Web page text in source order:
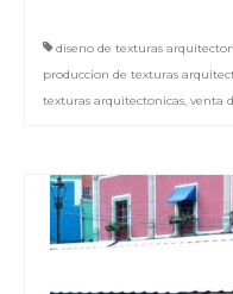
diseno de texturas
produccion de texturas
texturas arquitectonicas, venta